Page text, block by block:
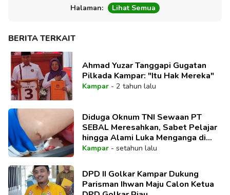
Halaman: Lihat Semua
BERITA TERKAIT
Ahmad Yuzar Tanggapi Gugatan
Pilkada Kampar: "Itu Hak Mereka"
Kampar- 2 tahun lalu
Diduga Oknum TNI Sewaan PT
SEBAL Meresahkan, Sabet Pelajar
hingga Alami Luka Menganga di
Paha
Kampar- setahun lalu
DPD II Golkar Kampar Dukung
Parisman Ihwan Maju Calon Ketua